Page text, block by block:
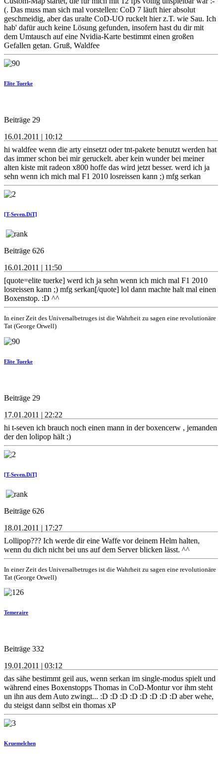
(. Das muss man sich mal vorstellen: CoD 7 läuft hier absolut
geschmeidig, aber das uralte CoD-UO ruckelt hier z.T. wie Sau. Ich
hab' dafür auch keine Lösung gefunden, insofern hast du dir mit
dem Umtausch auf eine Nvidia-Karte bestimmt einen großen
Gefallen getan. Gruß, Waldfee
Elite Tuerke
Beiträge 29
16.01.2011 | 10:12
hi waldfee wenn die arty einsetzt oder tnt-pakete benutzt werden hat
das immer schon bei mir geruckelt. aber kein wunder bei meiner
alten kiste mit radeon x800 hoffe das wird jetzt besser. werd ich ja
sehn wenn ich mich mal F1 2010 losreissen kann ;) mfg serkan
[T-Seven.DiT]
Beiträge 626
16.01.2011 | 11:50
[quote=elite tuerke] werd ich ja sehn wenn ich mich mal F1 2010
losreissen kann ;) mfg serkan[/quote] lol dann machte halt mal einen
Boxenstop. :D ^^
In einer Zeit des Universalbetruges ist die Wahrheit zu sagen eine revolutionäre
Tat (George Orwell)
Elite Tuerke
Beiträge 29
17.01.2011 | 22:22
hi t-seven ich brauch noch einen mann in der boxencerw , jemanden
der den lolipop hält ;)
[T-Seven.DiT]
Beiträge 626
18.01.2011 | 17:27
Lollipop??? Ich werde dir eine Waffe vor deinem Helm halten,
wenn du dich nicht bei uns auf dem Server blicken lässt. ^^
In einer Zeit des Universalbetruges ist die Wahrheit zu sagen eine revolutionäre
Tat (George Orwell)
Temeraire
Beiträge 332
19.01.2011 | 03:12
das sähe bestimmt geil aus, wenn serkan im single-modus spielt und
während eines Boxenstopps Thomas in CoD-Montur vor ihm steht
un ihn aus dem Auto zwingt... :D :D :D :D :D :D :D :D aber wehe,
du steigst dann selbst ein thomas xP
Kruemelchen